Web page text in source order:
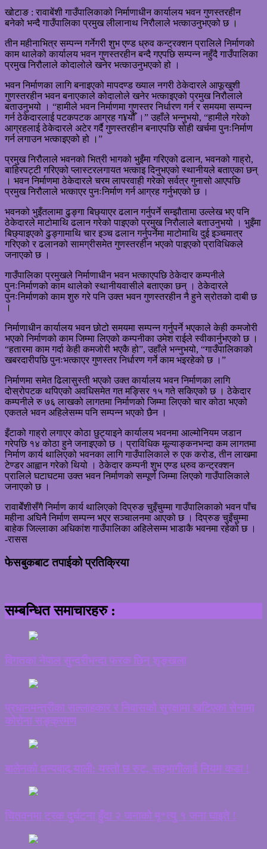
खोटाङ : रावाबेंशी गाउँपालिकाको निर्माणाधीन कार्यालय भवन गुणस्तरहीन
बनेको भन्दै गाउँपालिका प्रमुख लीलानाथ निरौलाले भत्काउनुभएको छ ।
तीन महीनाभित्र सम्पन्न गर्नेगरी शुभ एण्ड ध्रुव कन्ट्रक्शन प्रालिले निर्माणको
काम थालेको कार्यालय भवन गुणस्तरहीन बन्दै गएपछि सम्पन्न नहुँदै गाउँपालिका
प्रमुख निरौलाले कोदालोले खनेर भत्काउनुभएको हो ।
भवन निर्माणका लागि बनाइएको मापदण्ड ख्याल नगरी ठेकेदारले आफूखुशी
गुणस्तरहीन भवन बनाएकाले कोदालोले खनेर भत्काइएको प्रमुख निरौलाले
बताउनुभयो । “हामीले भवन निर्माणमा गुणस्तर निर्धारण गर्न र समयमा सम्पन्न
गर्न ठेकेदारलाई पटकपटक आग्रह ग¥यौँ ।” उहाँले भन्नुभयो, “हामीले गरेको
आग्रहलाई ठेकेदारले अटेर गर्दै गुणस्तरहीन बनाएपछि सोही खर्चमा पुनःनिर्माण
गर्न लगाउन भत्काइएको हो ।”
प्रमुख निरौलाले भवनको भित्री भागको भुइँमा गरिएको ढलान, भवनको गाह्रो,
बाहिरपट्टी गरिएको प्लास्टरलगायत भत्काइ दिनुभएको स्थानीयले बताएका छन्
। भवन निर्माणमा ठेकेदारले चरम लापरवाही गरेको सर्वत्र गुनासो आएपछि
प्रमुख निरौलाले भत्काएर पुनःनिर्माण गर्न आग्रह गर्नुभएको छ ।
भवनको भुइँतलामा ढुङ्गा बिछ्याएर ढलान गर्नुपर्ने सम्झौतामा उल्लेख भए पनि
ठेकेदारले माटोमाथि ढलान गरेको पाइएको प्रमुख निरौलाले बताउनुभयो । भुइँमा
बिछ्याइएको ढुङ्गामाथि चार इञ्च ढलान गर्नुपर्नेमा माटोमाथि दुई इञ्चमात्र
गरिएको र ढलानको सामग्रीसमेत गुणस्तरहीन भएको पाइएको प्राविधिकले
जनाएको छ ।
गाउँपालिका प्रमुखले निर्माणाधीन भवन भत्काएपछि ठेकेदार कम्पनीले
पुनःनिर्माणको काम थालेको स्थानीयवासीले बताएका छन् । ठेकेदारले
पुनःनिर्माणको काम शुरु गरे पनि उक्त भवन गुणस्तरहीन नै हुने स्रोतको दाबी छ
।
निर्माणाधीन कार्यालय भवन छोटो समयमा सम्पन्न गर्नुपर्ने भएकाले केही कमजोरी
भएको निर्माणको काम जिम्मा लिएको कम्पनीका उमेश राईले स्वीकार्नुभएको छ ।
“हतारमा काम गर्दा केही कमजोरी भएकै हो”, उहाँले भन्नुभयो, “गाउँपालिकाको
खबरदारीपछि पुनःभत्काएर गुणस्तर निर्धारण गर्ने काम भइरहेको छ ।”
निर्माणमा समेत ढिलासुस्ती भएको उक्त कार्यालय भवन निर्माणका लागि
दोस्रोपटक थपिएको अवधिसमेत गत मङ्सिर १५ गते सकिएको छ । ठेकेदार
कम्पनीले रु ७६ लाखको लागतमा निर्माणको जिम्मा लिएको चार कोठा भएको
एकतले भवन अहिलेसम्म पनि सम्पन्न भएको छैन ।
इँटाको गाह्रो लगाएर कोठा छुट्याइने कार्यालय भवनमा आल्मोनियम जडान
गरेपछि १४ कोठा हुने जनाइएको छ । प्राविधिक मूल्याङ्कनभन्दा कम लागतमा
निर्माण कार्य थालिएको भवनका लागि गाउँपालिकाले रु एक करोड, तीन लाखमा
टेण्डर आह्वान गरेको थियो । ठेकेदार कम्पनी शुभ एण्ड ध्रुव कन्ट्रक्शन
प्रालिले घटाघटमा उक्त भवन निर्माणको सम्पूर्ण जिम्मा लिएको गाउँपालिकाले
जनाएको छ ।
रावाबेँशीसँगै निर्माण कार्य थालिएको दिप्रुङ चुइँचुम्मा गाउँपालिकाको भवन पाँच
महीना अघिनै निर्माण सम्पन्न भएर सञ्चालनमा आएको छ । दिप्रुङ चुइँचुम्मा
बाहेक जिल्लाका अधिकांश गाउँपालिका अहिलेसम्म भाडाकै भवनमा रहेको छ ।
-रासस
फेसबुकबाट तपाईको प्रतिक्रिया
सम्बन्धित समाचारहरु :
विगतका नेपाल सुन्दरीभन्दा फरक छिन् शृङ्खला
प्रधानमन्त्रीका सल्लाहकार र निवासको सुरक्षामा खटिएका सेनामा
कोरोना सङ्क्रमण
बालेनको धन्यवाद र्‍याली: यस्तो छ रुट, सहभागीलाई नियम कडा !
चितवनमा ट्रक दुर्घटना हुँदा २ जनाको मृ*त्यु १ जना घाइते !